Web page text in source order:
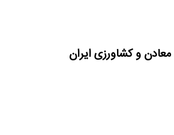
معادن و کشاورزی ایران